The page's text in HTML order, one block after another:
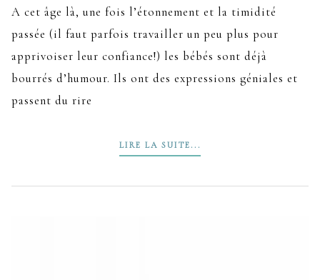
A cet âge là, une fois l’étonnement et la timidité
passée (il faut parfois travailler un peu plus pour
apprivoiser leur confiance!) les bébés sont déjà
bourrés d’humour. Ils ont des expressions géniales et
passent du rire
LIRE LA SUITE...